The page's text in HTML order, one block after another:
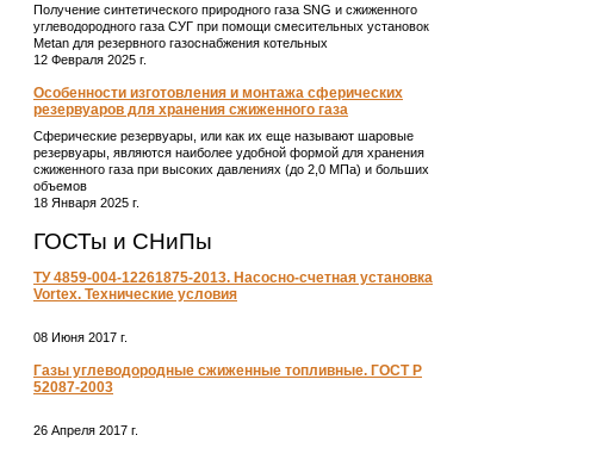
Получение синтетического природного газа SNG и сжиженного
углеводородного газа СУГ при помощи смесительных установок
Metan для резервного газоснабжения котельных
12 Февраля 2025 г.
Особенности изготовления и монтажа сферических
резервуаров для хранения сжиженного газа
Сферические резервуары, или как их еще называют шаровые
резервуары, являются наиболее удобной формой для хранения
сжиженного газа при высоких давлениях (до 2,0 МПа) и больших
объемов
18 Января 2025 г.
ГОСТы и СНиПы
ТУ 4859-004-12261875-2013. Насосно-счетная установка
Vortex. Технические условия
08 Июня 2017 г.
Газы углеводородные сжиженные топливные. ГОСТ Р
52087-2003
26 Апреля 2017 г.